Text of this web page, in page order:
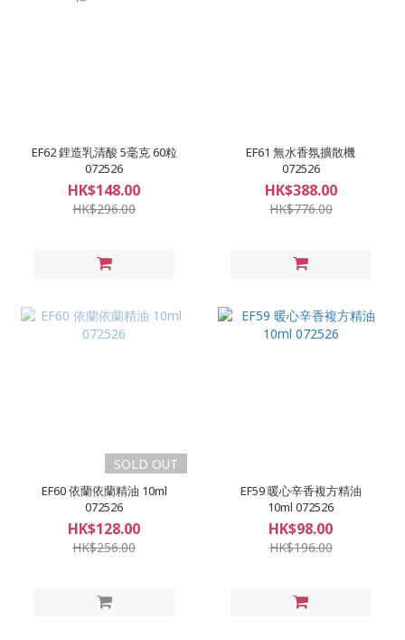
EF62 鋰造乳清酸 5毫克 60粒
072526
HK$148.00
HK$296.00
EF61 無水香氛擴散機
072526
HK$388.00
HK$776.00
SOLD OUT
EF60 依蘭依蘭精油 10ml
072526
HK$128.00
HK$256.00
EF59 暖心辛香複方精油
10ml 072526
HK$98.00
HK$196.00